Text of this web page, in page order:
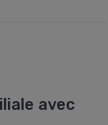
avec